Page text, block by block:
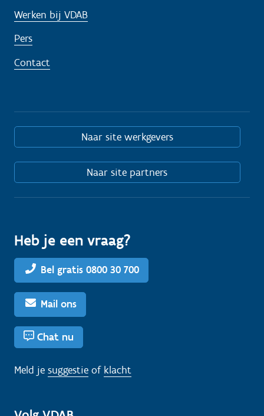
Werken bij VDAB
Pers
Contact
Naar site werkgevers
Naar site partners
Heb je een vraag?
Bel gratis 0800 30 700
Mail ons
Chat nu
Meld je suggestie of klacht